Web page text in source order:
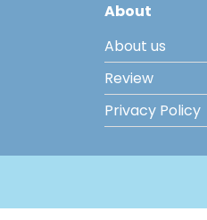
About
About us
Review
Privacy Policy